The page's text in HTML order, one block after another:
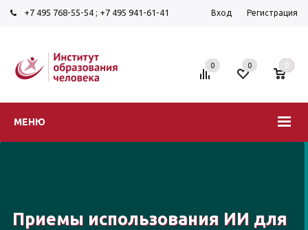
+7 495 768-55-54 ; +7 495 941-61-41 Вход Регистрация
МЕНЮ
0 0 0
Приемы использования ИИ для